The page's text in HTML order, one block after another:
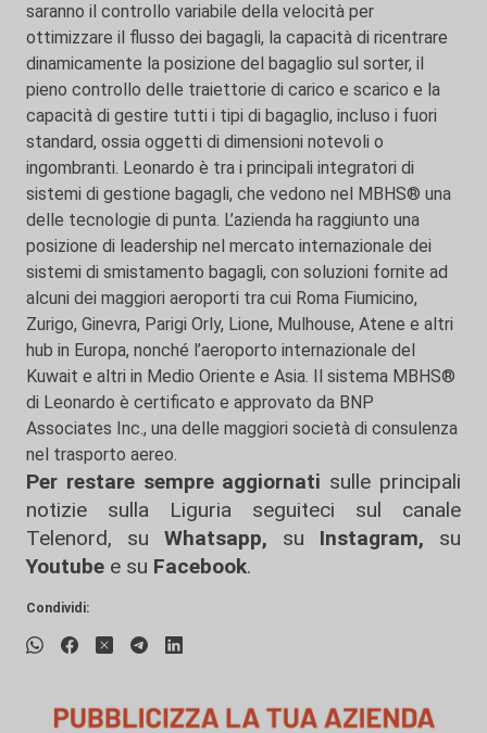
saranno il controllo variabile della velocità per
ottimizzare il flusso dei bagagli, la capacità di ricentrare
dinamicamente la posizione del bagaglio sul sorter, il
pieno controllo delle traiettorie di carico e scarico e la
capacità di gestire tutti i tipi di bagaglio, incluso i fuori
standard, ossia oggetti di dimensioni notevoli o
ingombranti. Leonardo è tra i principali integratori di
sistemi di gestione bagagli, che vedono nel MBHS® una
delle tecnologie di punta. L’azienda ha raggiunto una
posizione di leadership nel mercato internazionale dei
sistemi di smistamento bagagli, con soluzioni fornite ad
alcuni dei maggiori aeroporti tra cui Roma Fiumicino,
Zurigo, Ginevra, Parigi Orly, Lione, Mulhouse, Atene e altri
hub in Europa, nonché l’aeroporto internazionale del
Kuwait e altri in Medio Oriente e Asia. Il sistema MBHS®
di Leonardo è certificato e approvato da BNP
Associates Inc., una delle maggiori società di consulenza
nel trasporto aereo.
Per restare sempre aggiornati sulle principali
notizie sulla Liguria seguiteci sul canale
Telenord, su
Whatsapp, su Instagram, su
Youtube e su Facebook.
Condividi: